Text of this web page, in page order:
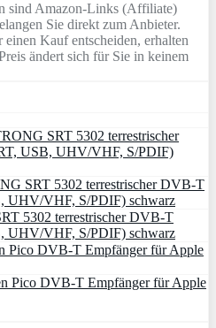
sind Amazon-Links (Affiliate)
Sie direkt zum Anbieter.
Kauf entscheiden, erhalten
ändert sich für Sie in keinem
SRT 5302 terrestrischer
USB, UHV/VHF, S/PDIF)
SRT 5302 terrestrischer DVB-T
UHV/VHF, S/PDIF) schwarz
5302 terrestrischer DVB-T
UHV/VHF, S/PDIF) schwarz
Pico DVB-T Empfänger für Apple
Pico DVB-T Empfänger für Apple